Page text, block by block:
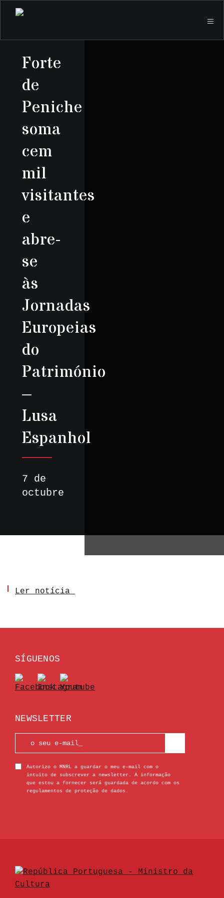
Forte
de
Peniche
soma
cem
mil
visitantes
e
abre-
se
às
Jornadas
Europeias
do
Património
–
Lusa
Espanhol
7 de
octubre
Ler notícia
SÍGUENOS
NEWSLETTER
Autorizo o MNRL a guardar o meu e-mail com o
intuito de subscrever a newsletter. A informação
que estou a fornecer será guardada de acordo com os
regulamentos de proteção de dados.